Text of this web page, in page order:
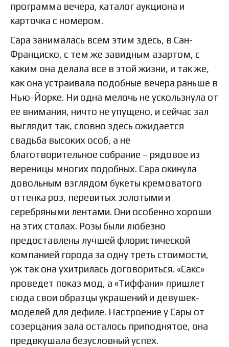
программа вечера, каталог аукциона и
карточка с номером.
Сара занималась всем этим здесь, в Сан-
Франциско, с тем же завидным азартом, с
каким она делала все в этой жизни, и так же,
как она устраивала подобные вечера раньше в
Нью-Йорке. Ни одна мелочь не ускользнула от
ее внимания, ничто не упущено, и сейчас зал
выглядит так, словно здесь ожидается
свадьба высоких особ, а не
благотворительное собрание – рядовое из
вереницы многих подобных. Сара окинула
довольным взглядом букеты кремоватого
оттенка роз, перевитых золотыми и
серебряными лентами. Они особенно хороши
на этих столах. Розы были любезно
предоставлены лучшей флористической
компанией города за одну треть стоимости,
уж так она ухитрилась договориться. «Сакс»
проведет показ мод, а «Тиффани» пришлет
сюда свои образцы украшений и девушек-
моделей для дефиле. Настроение у Сары от
созерцания зала осталось приподнятое, она
предвкушала безусловный успех.